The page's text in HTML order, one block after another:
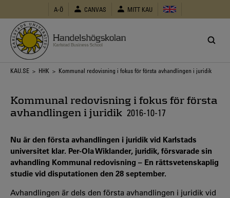
huvudinnehåll
A-Ö CANVAS MITT KAU
Länkstig
KAU.SE > HHK > Kommunal redovisning i fokus för första avhandlingen i juridik
Kommunal redovisning i fokus för första
avhandlingen i juridik 2016-10-17
Nu är den första avhandlingen i juridik vid Karlstads
universitet klar. Per-Ola Wiklander, juridik, försvarade sin
avhandling Kommunal redovisning – En rättsvetenskaplig
studie vid disputationen den 28 september.
Avhandlingen är dels den första avhandlingen i juridik vid